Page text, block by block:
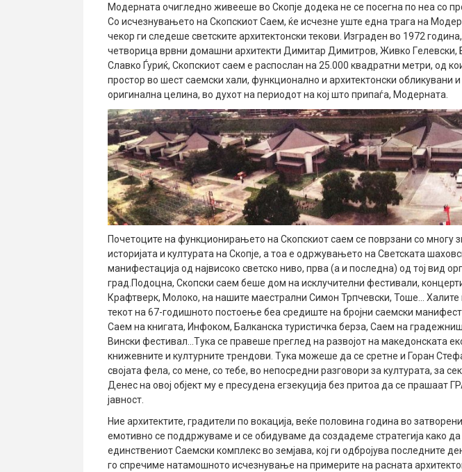
Модерната очигледно живееше во Скопје додека не се посегна по неа со
Со исчезнувањето на Скопскиот Саем, ќе исчезне уште една трага на
чекор ги следеше светските архитектонски текови. Изграден во 1972
четворица врвни домашни архитекти Димитар Димитров, Живко Гeлевски,
Славко Ѓуриќ, Скопскиот саем е распослан на 25.000 квадратни метри, од
простор во шест саемски хали, функционално и архитектонски обликувани
оригинална целина, во духот на периодот на кој што припаѓа, Модерната.
Почетоците на функционирањето на Скопскиот саем се поврзани со многу
историјата и културата на Скопје, а тоа е одржувањето на Светската
манифестација од највисоко светско ниво, прва (а и последна) од тој вид
град.Подоцна, Скопски саем беше дом на исклучителни фестивали,
Крафтверк, Молоко, на нашите маестрални Симон Трпчевски, Тоше… Халите
текот на 67-годишното постоење беа средиште на бројни саемски
Саем на книгата, Инфоком, Балканска туристичка берза, Саем на
Вински фестивал…Тука се правеше преглед на развојот на македонската
книжевните и културните трендови. Тука можеше да се сретне и Горан
својата фела, со мене, со тебе, во непосредни разговори за културата, за
Денес на овој објект му е пресудена егзекуција без притоа да се прашаат
јавност.
Ние архитектите, градители по вокација, веќе половина година во
емотивно се поддржуваме и се обидуваме да создадеме стратегија како
единствениот Саемски комплекс во земјава, кој ги одбројува последните
го спречиме натамошното исчезнување на примерите на расната